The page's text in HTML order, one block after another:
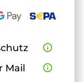
info_outline
Mail
info_outline